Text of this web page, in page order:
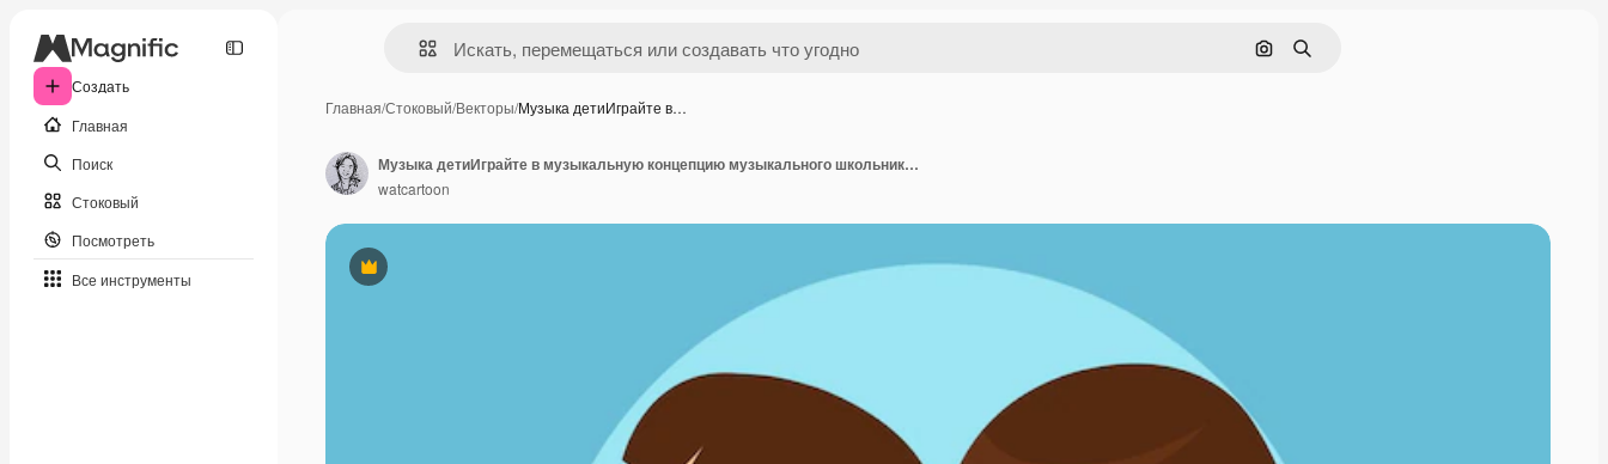
Создать
Главная
Поиск
Стоковый
Посмотреть
Все инструменты
Поиск по изображению
Поиск
Главная/Стоковый/Векторы/Музыка детиИграйте в…
Премиум
Музыка детиИграйте в музыкальную концепцию музыкального школьника, музыканта, различные действия, играющего музыку
watcartoon